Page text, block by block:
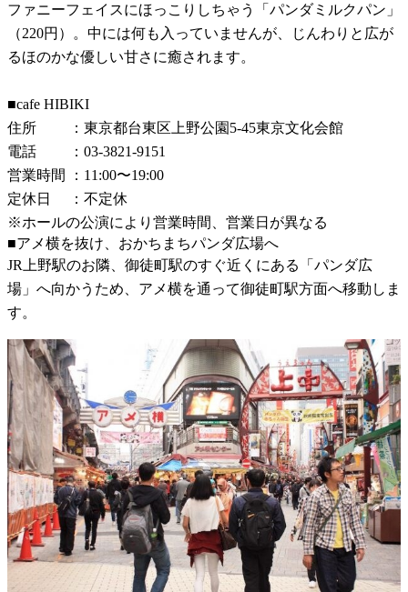
ファニーフェイスにほっこりしちゃう「パンダミルクパン」
（220円）。中には何も入っていませんが、じんわりと広が
るほのかな優しい甘さに癒されます。
■cafe HIBIKI
住所 ：東京都台東区上野公園5-45東京文化会館
電話 ：03-3821-9151
営業時間 ：11:00〜19:00
定休日 ：不定休
※ホールの公演により営業時間、営業日が異なる
■アメ横を抜け、おかちまちパンダ広場へ
JR上野駅のお隣、御徒町駅のすぐ近くにある「パンダ広
場」へ向かうため、アメ横を通って御徒町駅方面へ移動しま
す。